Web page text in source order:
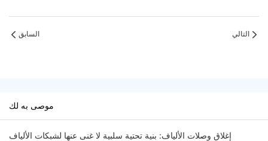
السابق التالي
موصى به لك
إغلاق وصلات الألياف: بنية تحتية سلبية لا غنى عنها لشبكات الألياف